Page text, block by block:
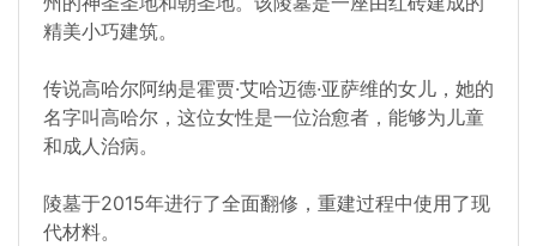
精美小巧建筑。
传说高哈尔阿纳是霍贾·艾哈迈德·亚萨维的女儿，她的
名字叫高哈尔，这位女性是一位治愈者，能够为儿童
和成人治病。
陵墓于2015年进行了全面翻修，重建过程中使用了现
代材料。